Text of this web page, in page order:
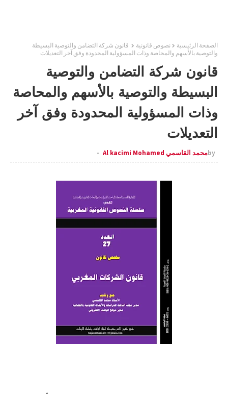
الصفحة الرئيسية نصوص قانونية
قانون شركة التضامن والتوصية البسيطة
والتوصية بالأسهم والمحاصة وذات المسؤولية المحدودة وفق آخر التعديلات
قانون شركة التضامن والتوصية
البسيطة والتوصية بالأسهم والمحاصة
وذات المسؤولية المحدودة وفق آخر
التعديلات
byمحمد القاسمي Al kacimi Mohamed